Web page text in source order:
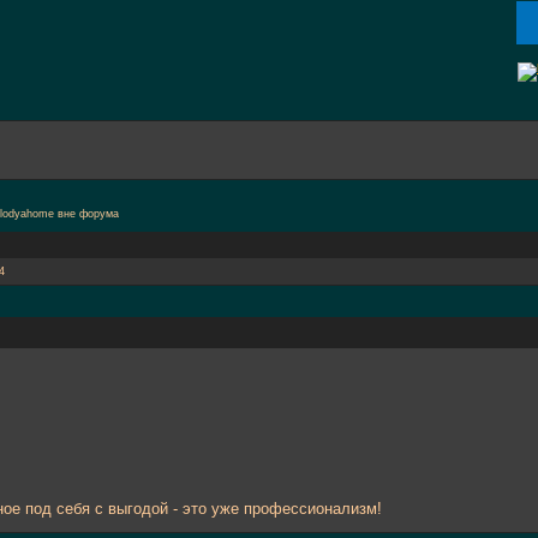
под себя с выгодой - это уже профессионализм!